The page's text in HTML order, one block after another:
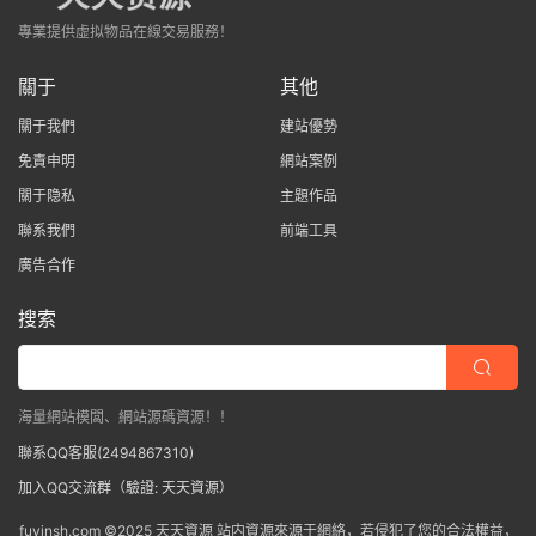
專業提供虛拟物品在線交易服務！
關于
關于我們
免責申明
關于隐私
聯系我們
廣告合作
其他
建站優勢
網站案例
主題作品
前端工具
搜索
海量網站模闆、網站源碼資源！！
聯系QQ客服(2494867310)
加入QQ交流群（驗證: 天天資源）
fuyinsh.com ©2025 天天資源 站内資源來源于網絡，若侵犯了您的合法權益，